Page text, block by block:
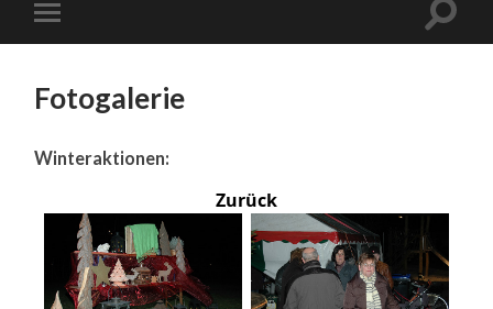
Fotogalerie
Winteraktionen:
Zurück